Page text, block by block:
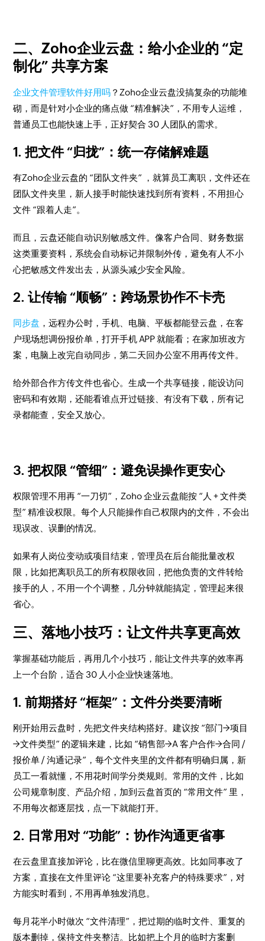
二、Zoho企业云盘：给小企业的 “定
制化” 共享方案
企业文件管理软件好用吗 ？Zoho企业云盘没搞复杂的功能堆
砌，而是针对小企业的痛点做 “精准解决”，不用专人运维，
普通员工也能快速上手，正好契合 30 人团队的需求。
1. 把文件 “归拢”：统一存储解难题
有Zoho企业云盘的 “团队文件夹” ，就算员工离职，文件还在
团队文件夹里，新人接手时能快速找到所有资料，不用担心
文件 “跟着人走”。
而且，云盘还能自动识别敏感文件。像客户合同、财务数据
这类重要资料，系统会自动标记并限制外传，避免有人不小
心把敏感文件发出去，从源头减少安全风险。
2. 让传输 “顺畅”：跨场景协作不卡壳
同步盘 ，远程办公时，手机、电脑、平板都能登云盘，在客
户现场想调份报价单，打开手机 APP 就能看；在家加班改方
案，电脑上改完自动同步，第二天回办公室不用再传文件。
给外部合作方传文件也省心。生成一个共享链接，能设访问
密码和有效期，还能看谁点开过链接、有没有下载，所有记
录都能查，安全又放心。
3. 把权限 “管细”：避免误操作更安心
权限管理不用再 “一刀切”，Zoho 企业云盘能按 “人 + 文件类
型” 精准设权限。每个人只能操作自己权限内的文件，不会出
现误改、误删的情况。
如果有人岗位变动或项目结束，管理员在后台能批量改权
限，比如把离职员工的所有权限收回，把他负责的文件转给
接手的人，不用一个个调整，几分钟就能搞定，管理起来很
省心。
三、落地小技巧：让文件共享更高效
掌握基础功能后，再用几个小技巧，能让文件共享的效率再
上一个台阶，适合 30 人小企业快速落地。
1. 前期搭好 “框架”：文件分类要清晰
刚开始用云盘时，先把文件夹结构搭好。建议按 “部门→项目
→文件类型” 的逻辑来建，比如 “销售部→A 客户合作→合同 /
报价单 / 沟通记录”，每个文件夹里的文件都有明确归属，新
员工一看就懂，不用花时间学分类规则。常用的文件，比如
公司规章制度、产品介绍，加到云盘首页的 “常用文件” 里，
不用每次都逐层找，点一下就能打开。
2. 日常用对 “功能”：协作沟通更省事
在云盘里直接加评论，比在微信里聊更高效。比如同事改了
方案，直接在文件里评论 “这里要补充客户的特殊要求”，对
方能实时看到，不用再单独发消息。
每月花半小时做次 “文件清理”，把过期的临时文件、重复的
版本删掉，保持文件夹整洁。比如把上个月的临时方案删